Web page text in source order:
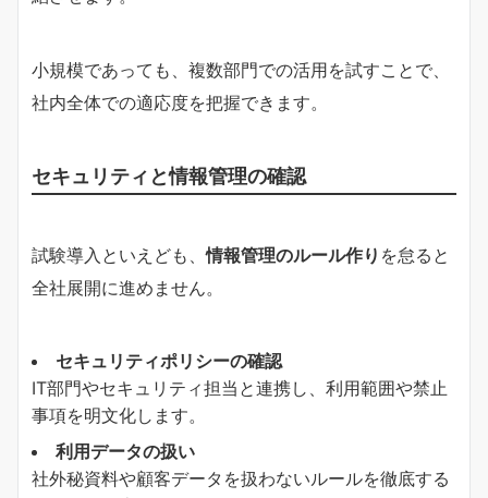
小規模であっても、複数部門での活用を試すことで、
社内全体での適応度を把握できます。
セキュリティと情報管理の確認
試験導入といえども、情報管理のルール作り を怠ると
全社展開に進めません。
セキュリティポリシーの確認
IT部門やセキュリティ担当と連携し、利用範囲や禁止
事項を明文化します。
利用データの扱い
社外秘資料や顧客データを扱わないルールを徹底する